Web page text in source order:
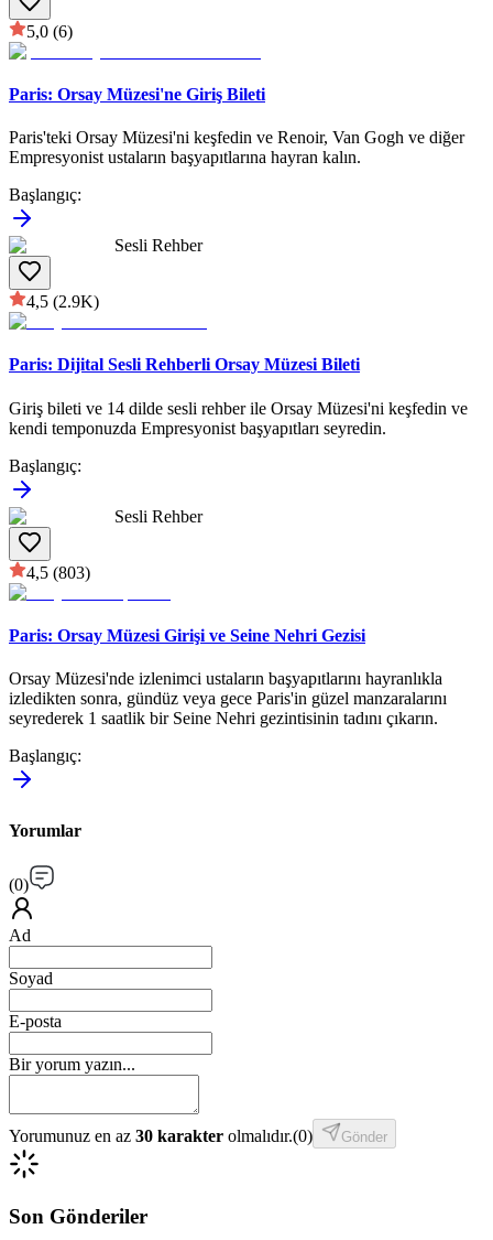
5,0 (6)
Paris: Orsay Müzesi'ne Giriş Bileti
Paris'teki Orsay Müzesi'ni keşfedin ve Renoir, Van Gogh ve diğer
Empresyonist ustaların başyapıtlarına hayran kalın.
Başlangıç:
Sesli Rehber
4,5 (2.9K)
Paris: Dijital Sesli Rehberli Orsay Müzesi Bileti
Giriş bileti ve 14 dilde sesli rehber ile Orsay Müzesi'ni keşfedin ve
kendi temponuzda Empresyonist başyapıtları seyredin.
Başlangıç:
Sesli Rehber
4,5 (803)
Paris: Orsay Müzesi Girişi ve Seine Nehri Gezisi
Orsay Müzesi'nde izlenimci ustaların başyapıtlarını hayranlıkla
izledikten sonra, gündüz veya gece Paris'in güzel manzaralarını
seyrederek 1 saatlik bir Seine Nehri gezintisinin tadını çıkarın.
Başlangıç:
Yorumlar
(0)
Ad
Soyad
E-posta
Bir yorum yazın...
Yorumunuz en az 30 karakter olmalıdır.(0) Gönder
Son Gönderiler